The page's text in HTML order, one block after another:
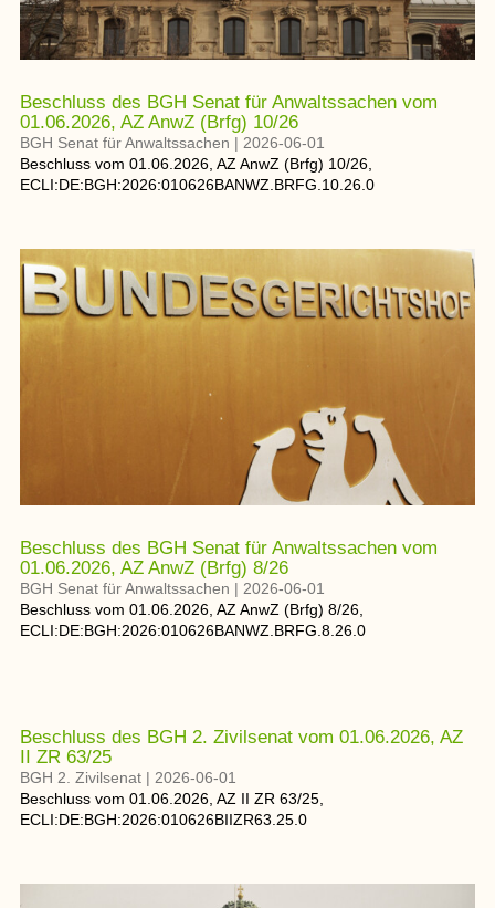
Beschluss des BGH Senat für Anwaltssachen vom
01.06.2026, AZ AnwZ (Brfg) 10/26
BGH Senat für Anwaltssachen | 2026-06-01
Beschluss vom 01.06.2026 , AZ AnwZ (Brfg) 10/26
ECLI:DE:BGH:2026:010626BANWZ.BRFG.10.26.0
Beschluss des BGH Senat für Anwaltssachen vom
01.06.2026, AZ AnwZ (Brfg) 8/26
BGH Senat für Anwaltssachen | 2026-06-01
Beschluss vom 01.06.2026 , AZ AnwZ (Brfg) 8/26
ECLI:DE:BGH:2026:010626BANWZ.BRFG.8.26.0
Beschluss des BGH 2. Zivilsenat vom 01.06.2026, AZ
II ZR 63/25
BGH 2. Zivilsenat | 2026-06-01
Beschluss vom 01.06.2026 , AZ II ZR 63/25
ECLI:DE:BGH:2026:010626BIIZR63.25.0